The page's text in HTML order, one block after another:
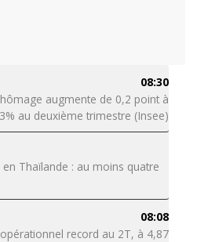
08:30
augmente de 0,2 point à
au deuxième trimestre (Insee)
en Thaïlande : au moins quatre
08:08
record au 2T, à 4,87